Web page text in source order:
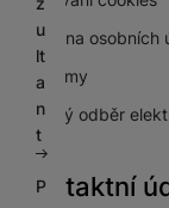
u
lt
a
n
t
P
Ochrana osobních
Pro firmy
Zpětný odběr
Kontaktní